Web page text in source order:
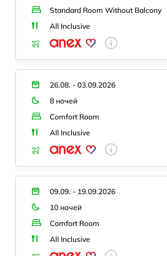
Standard Room Without Balcony
All Inclusive
26.08. - 03.09.2026
8 ночей
Comfort Room
All Inclusive
09.09. - 19.09.2026
10 ночей
Comfort Room
All Inclusive